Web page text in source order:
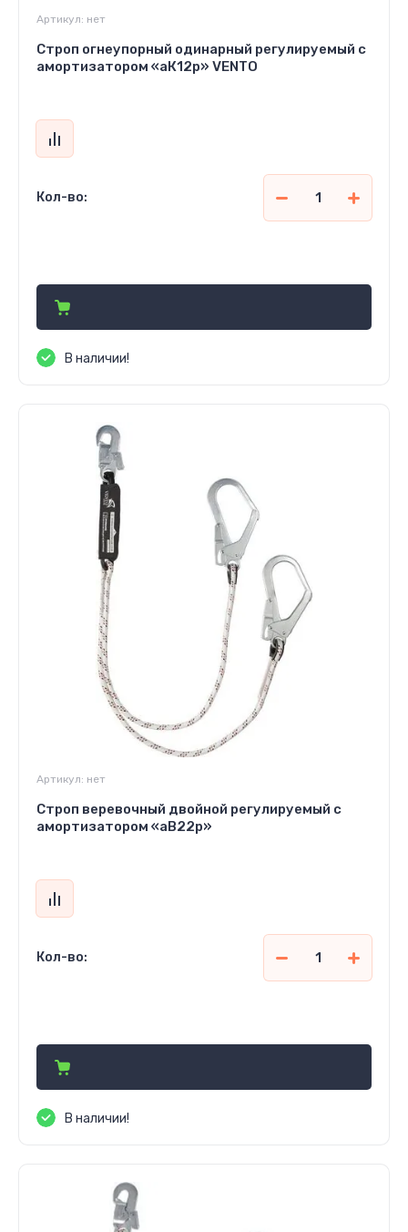
Артикул: нет
Строп огнеупорный одинарный регулируемый с
амортизатором «аК12р» VENTO
Кол-во:
В наличии!
Артикул: нет
Строп веревочный двойной регулируемый с
амортизатором «аВ22р»
Кол-во:
В наличии!